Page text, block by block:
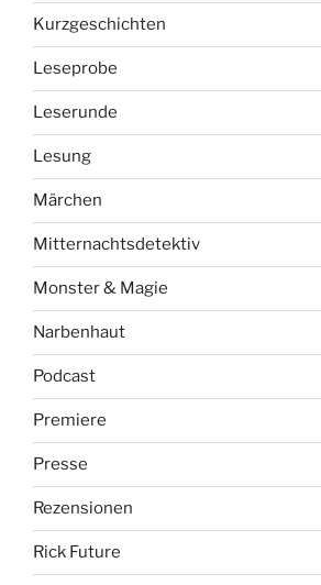
Kurzgeschichten
Leseprobe
Leserunde
Lesung
Märchen
Mitternachtsdetektiv
Monster & Magie
Narbenhaut
Podcast
Premiere
Presse
Rezensionen
Rick Future